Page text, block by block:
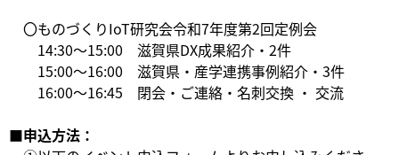
〇ものづくりIoT研究会令和7年度第2回定例会
14:30～15:00 滋賀県DX成果紹介・2件
15:00～16:00 滋賀県・産学連携事例紹介・3件
16:00～16:45 閉会・ご連絡・名刺交換 ・ 交流
■申込方法：